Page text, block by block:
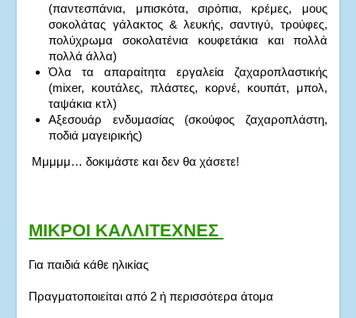
(παντεσπάνια, μπισκότα, σιρόπια, κρέμες, μους
σοκολάτας γάλακτος & λευκής, σαντιγύ, τρούφες,
πολύχρωμα σοκολατένια κουφετάκια και πολλά
πολλά άλλα)
Όλα τα απαραίτητα εργαλεία ζαχαροπλαστικής
(mixer, κουτάλες, πλάστες, κορνέ, κουπάτ, μπολ,
ταψάκια κτλ)
Αξεσουάρ ενδυμασίας (σκούφος ζαχαροπλάστη,
ποδιά μαγειρικής)
Μμμμμ… δοκιμάστε και δεν θα χάσετε!
ΜΙΚΡΟΙ ΚΑΛΛΙΤΕΧΝΕΣ
Για παιδιά κάθε ηλικίας
Πραγματοποιείται από 2 ή περισσότερα άτομα